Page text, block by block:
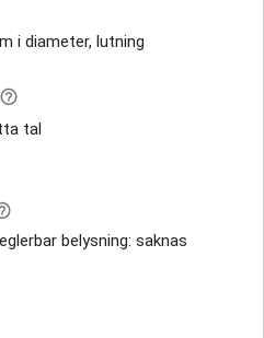
i diameter, lutning
tal
belysning: saknas